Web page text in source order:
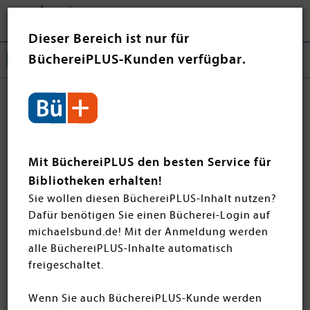
Dieser Bereich ist nur für
BüchereiPLUS-Kunden verfügbar.
Mit BüchereiPLUS den besten Service für
Bibliotheken erhalten!
Sie wollen diesen BüchereiPLUS-Inhalt nutzen?
Dafür benötigen Sie einen Bücherei-Login auf
michaelsbund.de! Mit der Anmeldung werden
alle BüchereiPLUS-Inhalte automatisch
freigeschaltet.
Wenn Sie auch BüchereiPLUS-Kunde werden
Krimis & Thriller
düstere Geheimnisse oder nervenaufreibende
Wendungen – hier finden Sie alles für fesselnde
Lesestunden.
Filtern